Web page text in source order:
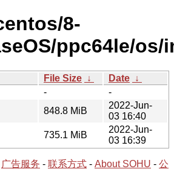
8-
ppc64le/os/
File Size ↓ Date ↓
-
-
848.8 MiB
2022-Jun-
03 16:40
735.1 MiB
2022-Jun-
03 16:39
广告服务 - 联系方式 - About SOHU - 公